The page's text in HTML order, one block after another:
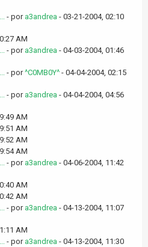
- por a3andrea - 03-21-2004, 02:10
AM
- por a3andrea - 04-03-2004, 01:46
- por^C0MB0Y^ - 04-04-2004, 02:15
- por a3andrea - 04-04-2004, 04:56
AM
AM
AM
AM
- por a3andrea - 04-06-2004, 11:42
AM
AM
- por a3andrea - 04-13-2004, 11:07
AM
- por a3andrea - 04-13-2004, 11:30